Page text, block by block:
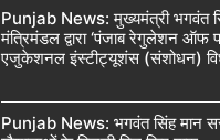
Punjab News: मुख्यमंत्री भगवंत
मंत्रिमंडल द्वारा ‘पंजाब रेगुलेशन
एजुकेशनल इंस्टीट्यूशंस (संशोधन)
Punjab News: भगवंत सिंह मान